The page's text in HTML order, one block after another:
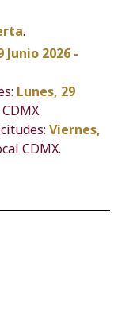
.
2026 -
Lunes, 29
Viernes,
CDMX.